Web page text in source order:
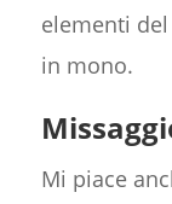
elementi
in mono.
Mi piace